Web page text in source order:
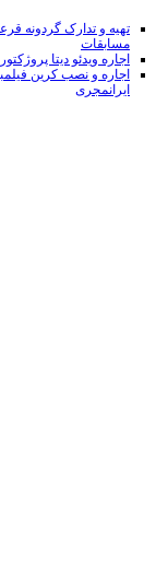
تهیه و تدارک گردونه
مسابقات
اجاره ویدئو دیتا
اجاره و نصب کرین
ایرانمجری